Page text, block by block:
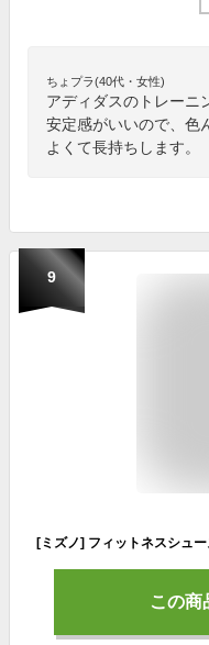
ちょプラ(40代・女性)
アディダスのトレーニ
安定感がいいので、色
よくて長持ちします。
9
この商